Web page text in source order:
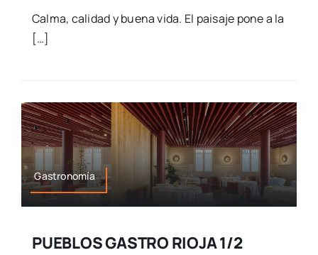
Calma, calidad y buena vida. El paisaje pone a la
[…]
Gastronomía
PUEBLOS GASTRO RIOJA 1/2